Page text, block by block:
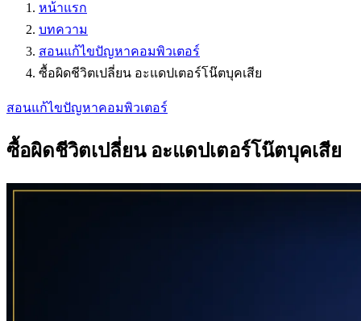
หน้าแรก
บทความ
สอนแก้ไขปัญหาคอมพิวเตอร์
ซื้อผิดชีวิตเปลี่ยน อะแดปเตอร์โน๊ตบุคเสีย
สอนแก้ไขปัญหาคอมพิวเตอร์
ซื้อผิดชีวิตเปลี่ยน อะแดปเตอร์โน๊ตบุคเสีย